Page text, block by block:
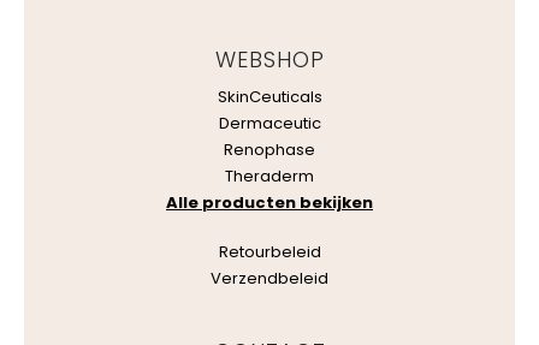
WEBSHOP
SkinCeuticals
Dermaceutic
Renophase
Theraderm
Alle producten bekijken
Retourbeleid
Verzendbeleid